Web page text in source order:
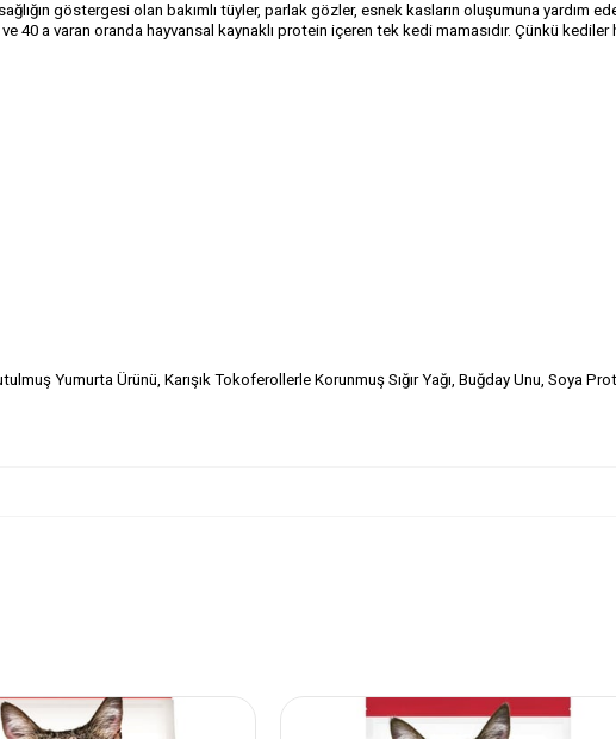
göstergesi olan bakımlı tüyler, parlak gözler, esnek kasların oluşumuna yardım
a varan oranda hayvansal kaynaklı protein içeren tek kedi mamasıdır. Çünkü
Yumurta Ürünü, Karışık Tokoferollerle Korunmuş Sığır Yağı, Buğday Unu, Soya